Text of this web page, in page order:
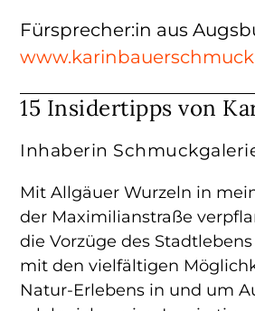
15 Insidertipps von
Inhaberin
Mit Allgäuer Wurzeln in
der Maximilianstraße
die Vorzüge des
mit den vielfältigen
Natur-Erlebens in und um
Fürsprecher:in aus